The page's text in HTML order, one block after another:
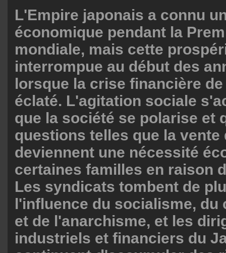
L'Empire japonais a connu
économique pendant la
mondiale, mais cette
interrompue au début des
lorsque la crise financière
éclaté. L'agitation sociale
que la société se polarise et
questions telles que la vente
deviennent une nécessité
certaines familles en raison
Les syndicats tombent de
l'influence du socialisme, du
et de l'anarchisme, et les
industriels et financiers du